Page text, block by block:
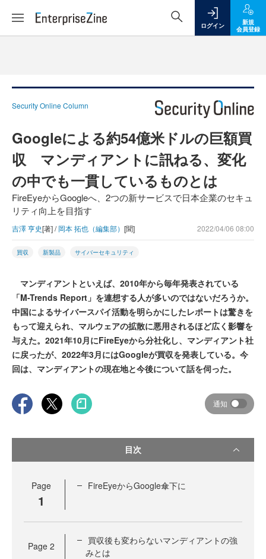
ログイン
新規
会員登録
Security Online Column
Googleによる約54億米ドルの巨額買
収 マンディアントに訊ねる、変化
の中でも一貫しているものとは
FireEyeからGoogleへ、2つの新サービスで日本企業のセキュ
リティ向上を目指す
吉澤 亨史[著] /岡本 拓也（編集部） [聞] 2022/04/06 08:00
買収 新製品 サイバーセキュリティ
マンディアントといえば、2010年から毎年発表されている
「M-Trends Report」を連想する人が多いのではないだろうか。
中国によるサイバースパイ活動を明らかにしたレポートは驚きを
もって迎えられ、マルウェアの拡散に悪用されるほど広く影響を
与えた。2021年10月にFireEyeから分社化し、マンディアント社
に戻ったが、2022年3月にはGoogleが買収を発表している。今
回は、マンディアントの現在地と今後について話を伺った。
通知
目次
Page
1
FireEyeからGoogle傘下に
Page 2
買収後も変わらないマンディアントの強
みとは